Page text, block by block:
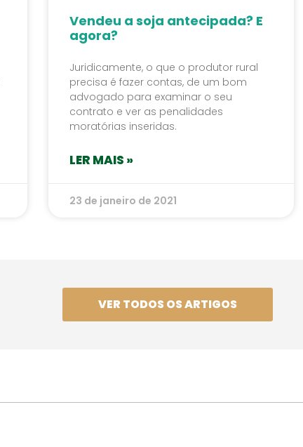
Vendeu a soja antecipada? E
agora?
Juridicamente, o que o produtor rural
precisa é fazer contas, de um bom
advogado para examinar o seu
contrato e ver as penalidades
moratórias inseridas.
LER MAIS »
23 de janeiro de 2021
VER TODOS OS ARTIGOS